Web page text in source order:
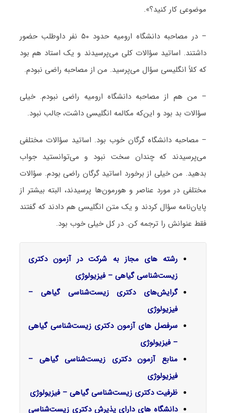
موضوعی کار کنید؟».
– در مصاحبه دانشگاه ارومیه حدود ۵۰ نفر داوطلب حضور
داشتند. اساتید سؤالات کلی می‌پرسیدند و یک استاد هم بود
که کلاً انگلیسی سؤال می‌پرسید. من از مصاحبه راضی نبودم.
– من هم از مصاحبه دانشگاه ارومیه راضی نبودم. خیلی
سؤالات بد بود و این‌که مکالمه انگلیسی داشت، جالب نبود.
– مصاحبه دانشگاه گرگان خوب بود. اساتید سؤالات مختلفی
می‌پرسیدند که چندان سخت نبود و می‌توانستید جواب
بدهید. من خیلی از برخورد اساتید گرگان راضی بودم. سؤالات
مختلفی در مورد عناصر و هورمون‌ها پرسیدند، البته بیشتر از
پایان‌نامه سؤال کردند و یک متن انگلیسی هم دادند که گفتند
فقط عنوانش را ترجمه کن. در کل خیلی خوب بود.
رشته های مجاز به شرکت در آزمون دکتری
زیست‌شناسی گیاهی – فیزیولوژی
گرایش‌های دکتریزیست‌شناسی گیاهی –
فیزیولوژی
سرفصل‌ های آزمون دکتری زیست‌شناسی گیاهی
– فیزیولوژی
منابع آزمون دکتری زیست‌شناسی گیاهی –
فیزیولوژی
ظرفیت دکتری زیست‌شناسی گیاهی – فیزیولوژی
دانشگاه های دارای پذیرش دکتری زیست‌شناسی